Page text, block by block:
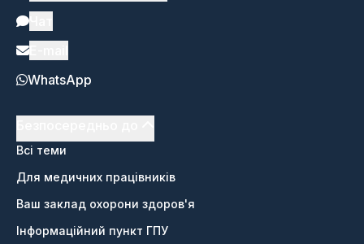
WhatsApp
Всі теми
Для медичних працівників
Ваш заклад охорони здоров'я
Інформаційний пункт ГПУ